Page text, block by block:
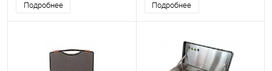
Подробнее Подробнее